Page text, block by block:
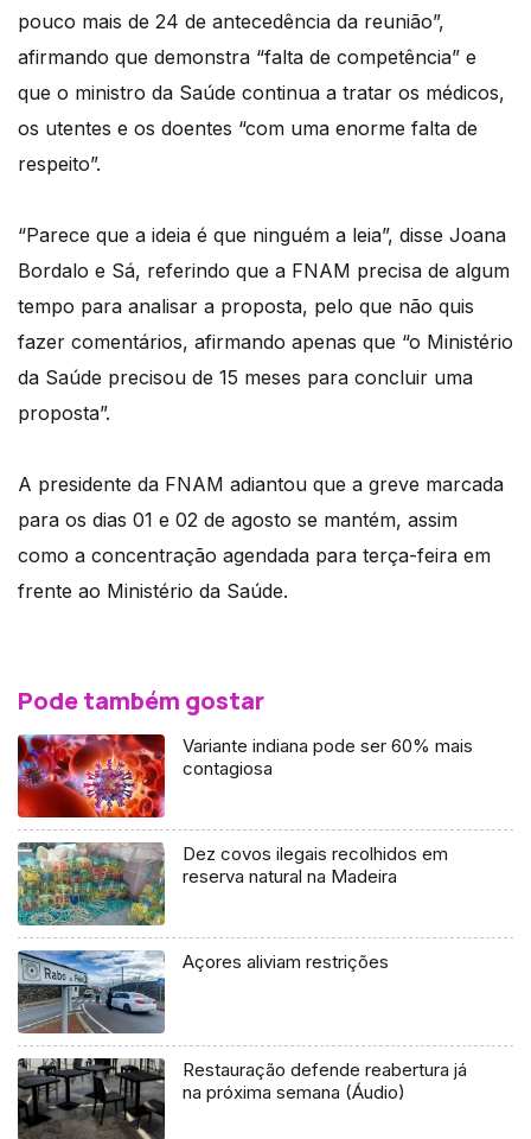
pouco mais de 24 de antecedência da reunião”,
afirmando que demonstra “falta de competência” e
que o ministro da Saúde continua a tratar os médicos,
os utentes e os doentes “com uma enorme falta de
respeito”.
“Parece que a ideia é que ninguém a leia”, disse Joana
Bordalo e Sá, referindo que a FNAM precisa de algum
tempo para analisar a proposta, pelo que não quis
fazer comentários, afirmando apenas que “o Ministério
da Saúde precisou de 15 meses para concluir uma
proposta”.
A presidente da FNAM adiantou que a greve marcada
para os dias 01 e 02 de agosto se mantém, assim
como a concentração agendada para terça-feira em
frente ao Ministério da Saúde.
Pode também gostar
Variante indiana pode ser 60% mais
contagiosa
Dez covos ilegais recolhidos em
reserva natural na Madeira
Açores aliviam restrições
Restauração defende reabertura já
na próxima semana (Áudio)